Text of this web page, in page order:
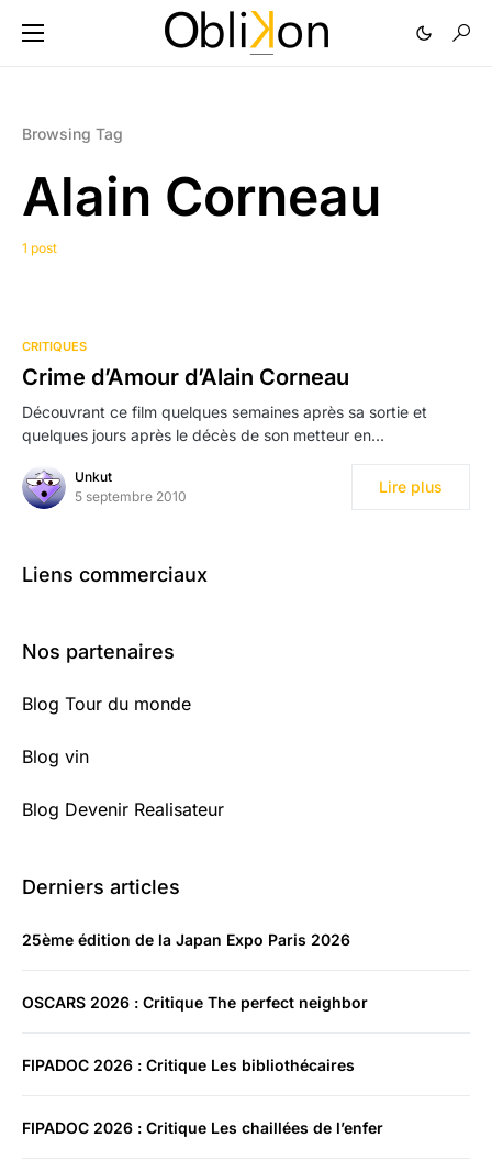
Browsing Tag
Alain Corneau
1 post
CRITIQUES
Crime d’Amour d’Alain Corneau
Découvrant ce film quelques semaines après sa sortie et
quelques jours après le décès de son metteur en…
Unkut
5 septembre 2010
Lire plus
Liens commerciaux
Nos partenaires
Blog Tour du monde
Blog vin
Blog Devenir Realisateur
Derniers articles
25ème édition de la Japan Expo Paris 2026
OSCARS 2026 : Critique The perfect neighbor
FIPADOC 2026 : Critique Les bibliothécaires
FIPADOC 2026 : Critique Les chaillées de l’enfer